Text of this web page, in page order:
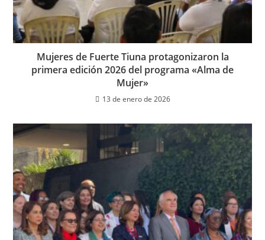
Mujeres de Fuerte Tiuna protagonizaron la
primera edición 2026 del programa «Alma de
Mujer»
13 de enero de 2026